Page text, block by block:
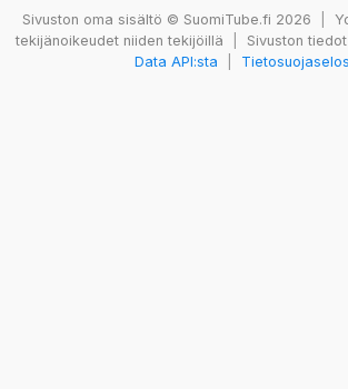
Sivuston oma sisältö © SuomiTube.fi 2026
tekijänoikeudet niiden tekijöillä
Sivuston
Data API:sta